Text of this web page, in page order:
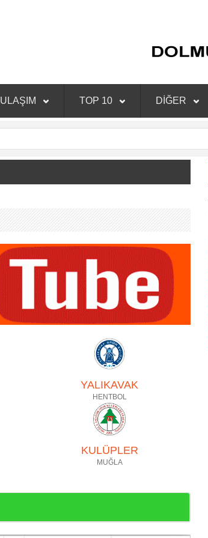
ULAŞIM TOP 10 DİĞER
YALIKAVAK
HENTBOL
KULÜPLER
MUĞLA